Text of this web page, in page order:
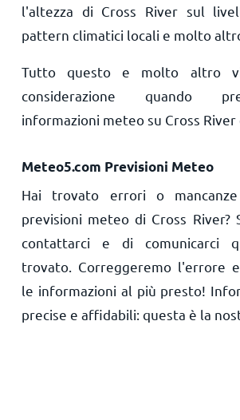
l'altezza di Cross River sul
pattern climatici locali e molto
Tutto questo e molto altro
considerazione quando
informazioni meteo su Cross River
Meteo5.com Previsioni Meteo
Hai trovato errori o
previsioni meteo di Cross River?
contattarci e di comunicarci
trovato. Correggeremo l'errore
le informazioni al più presto!
precise e affidabili: questa è la